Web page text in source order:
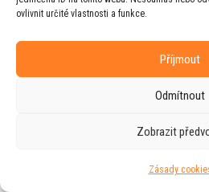
ovlivnit určité vlastnosti a funkce.
Příjmout
Odmítnout
Zobrazit
Zásady
agenturou